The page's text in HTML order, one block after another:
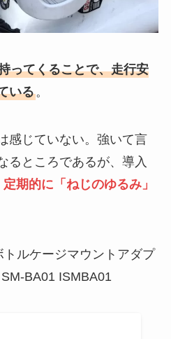
ってくることで、走行安
いる。
感じていない。強いて言
るところであるが、導入
定期的に「ねじのゆるみ」
ルケージマウントアダプ
BA01 ISMBA01